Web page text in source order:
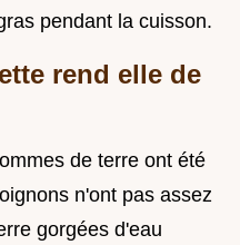
pendant la cuisson.
rend elle de
de terre ont été
n'ont pas assez
gorgées d'eau